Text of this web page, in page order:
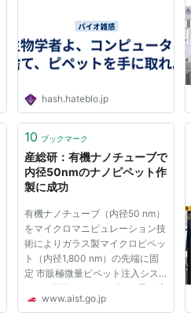
hash.hateblo.jp
10 ブックマーク
産総研：有機ナノチューブで
内径50nmのナノピペット作
製に成功
有機ナノチューブ（内径50 nm）
をマイクロマニピュレーション技
術によりガラス製マイクロピペッ
ト（内径1,800 nm）の先端に固
定 市販極微量ピペット注入シス
テムの百分の1～一万分の1量の溶
液噴出が可能に 単一細胞内への
www.aist.go.jp